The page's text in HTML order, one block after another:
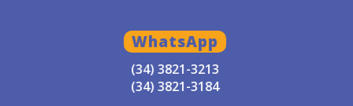
WhatsApp
(34) 3821-3213
(34) 3821-3184